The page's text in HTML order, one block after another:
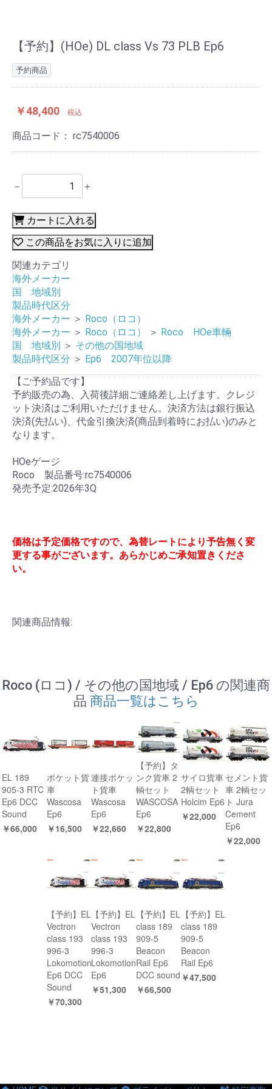
【予約】(HOe) DL class Vs 73 PLB Ep6
予約商品
￥48,400 税込
商品コード： rc7540006
－ ＋
カートに入れる
この商品をお気に入りに追加
関連カテゴリ
海外メーカー
国 地域別
製品時代区分
海外メーカー ＞ Roco（ロコ）
海外メーカー ＞ Roco（ロコ） ＞ Roco HOe車輛
国 地域別 ＞ その他の国地域
製品時代区分 ＞ Ep6 2007年位以降
【ご予約品です】
予約販売の為、入荷後詳細ご連絡差し上げます。クレジ
ット決済はご利用いただけません。決済方法は銀行振込
決済(先払い)、代金引換決済(商品到着時にお払い)のみと
なります。
HOeゲージ
Roco 製品番号:rc7540006
発売予定:2026年3Q
価格は予定価格ですので、為替レートにより予告無く変
更する事がございます。あらかじめご承知置きくださ
い。
関連商品情報:
Roco (ロコ) / その他の国地域 / Ep6 の関連商
品 商品一覧はこちら
EL 189
905-3 RTC
Ep6 DCC
Sound
￥66,000
ポケット貨
車
Wascosa
Ep6
￥16,500
連接ポケッ
ト貨車
Wascosa
Ep6
￥22,660
【予約】タ
ンク貨車 2
輌セット
WASCOSA
Ep6
￥22,800
サイロ貨車
2輌セット
Holcim Ep6
￥22,000
セメント貨
車 2輌セッ
ト Jura
Cement
Ep6
￥22,000
【予約】EL
Vectron
class 193
996-3
Lokomotion
Ep6 DCC
Sound
￥70,300
【予約】EL
Vectron
class 193
996-3
Lokomotion
Ep6
￥51,300
【予約】EL
class 189
909-5
Beacon
Rail Ep6
DCC sound
￥66,500
【予約】EL
class 189
909-5
Beacon
Rail Ep6
￥47,500